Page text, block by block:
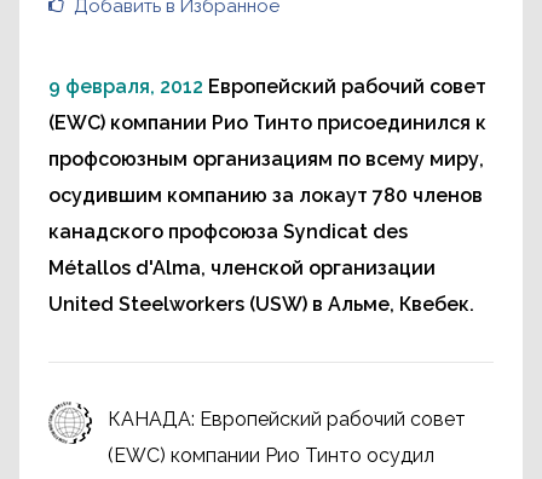
Добавить в Избранное
9 февраля, 2012 Европейский рабочий совет
(EWC) компании Рио Тинто присоединился к
профсоюзным организациям по всему миру,
осудившим компанию за локаут 780 членов
канадского профсоюза Syndicat des
Métallos d'Alma, членской организации
United Steelworkers (USW) в Альме, Квебек.
КАНАДА: Европейский рабочий совет
(EWC) компании Рио Тинто осудил